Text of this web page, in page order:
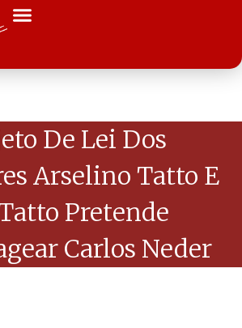
De Lei Dos
Arselino Tatto E
Pretende
Carlos Neder